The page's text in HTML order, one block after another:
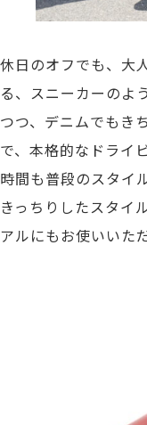
休日のオフでも、大
る、スニーカーのよ
つつ、デニムでもき
で、本格的なドライ
時間も普段のスタイ
きっちりしたスタイ
アルにもお使いいた